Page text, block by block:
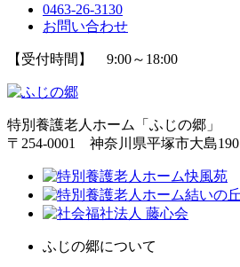
0463-26-3130
お問い合わせ
【受付時間】 9:00～18:00
特別養護老人ホーム「ふじの郷」
〒254-0001 神奈川県平塚市大島190
ふじの郷について